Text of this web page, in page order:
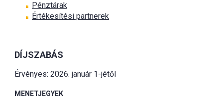
Pénztárak
Értékesítési partnerek
DÍJSZABÁS
Érvényes: 2026. január 1-jétől
MENETJEGYEK